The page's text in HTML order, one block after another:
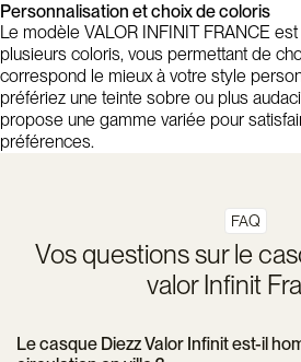
Personnalisation et choix de coloris
Le modèle VALOR INFINIT FRANCE
plusieurs coloris, vous permettant de
correspond le mieux à votre style
préfériez une teinte sobre ou plus
propose une gamme variée pour
préférences.
FAQ
Vos questions sur le
valor Infinit
Le casque Diezz Valor Infinit est-il